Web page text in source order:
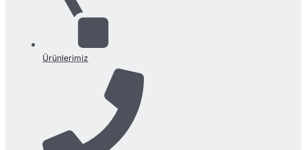
Ürünlerimiz